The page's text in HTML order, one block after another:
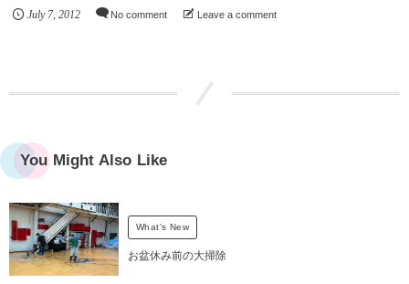
July 7, 2012 No comment Leave a comment
You Might Also Like
What's New
お盆休み前の大掃除